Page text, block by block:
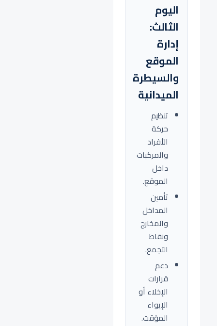
اليوم
الثالث:
إدارة
الموقع
والسيطرة
الميدانية
تنظيم
حركة
الأفراد
والمركبات
داخل
الموقع.
تأمين
المداخل
والمخارج
ونقاط
التجمع.
دعم
قرارات
الإخلاء أو
الإيواء
المؤقت.